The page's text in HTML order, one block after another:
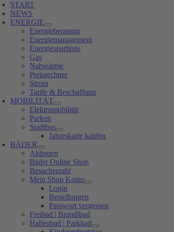
START
NEWS
ENERGIE
Energieberatung
Energiemanagement
Energiespartipps
Gas
Nahwärme
Preisrechner
Strom
Tarife & Beschaffung
MOBILITÄT
Elektromobilität
Parken
Stadtbus
Jahreskarte kaufen
BÄDER
Aktionen
Bäder Online Shop
Besucherzahl
Mein Shop Konto
Login
Bestellungen
Passwort vergessen
Freibad | Brandlbad
Hallenbad | Parkbad